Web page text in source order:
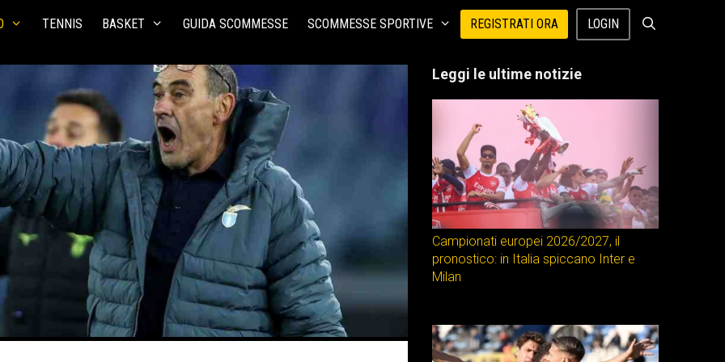
TENNIS BASKET GUIDA SCOMMESSE SCOMMESSE SPORTIVE REGISTRATI ORA LOGIN
Leggi le ultime notizie
Campionati europei 2026/2027, il
pronostico: in Italia spiccano Inter e
Milan